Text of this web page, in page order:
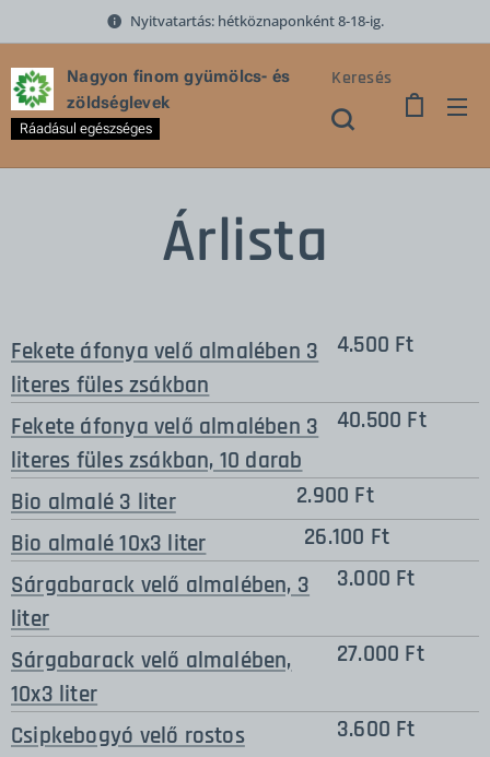
Nyitvatartás: hétköznaponként 8-18-ig.
Nagyon finom gyümölcs- és
zöldséglevek
Ráadásul egészséges
Keresés
Árlista
Fekete áfonya velő almalében 3
literes füles zsákban
4.500 Ft
Fekete áfonya velő almalében 3
literes füles zsákban, 10 darab
40.500 Ft
Bio almalé 3 liter
2.900 Ft
Bio almalé 10x3 liter
26.100 Ft
Sárgabarack velő almalében, 3
liter
3.000 Ft
Sárgabarack velő almalében,
10x3 liter
27.000 Ft
Csipkebogyó velő rostos
3.600 Ft